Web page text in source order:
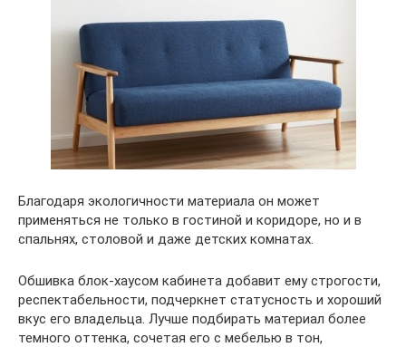
Благодаря экологичности материала он может
применяться не только в гостиной и коридоре, но и в
спальнях, столовой и даже детских комнатах.
Обшивка блок-хаусом кабинета добавит ему строгости,
респектабельности, подчеркнет статусность и хороший
вкус его владельца. Лучше подбирать материал более
темного оттенка, сочетая его с мебелью в тон,